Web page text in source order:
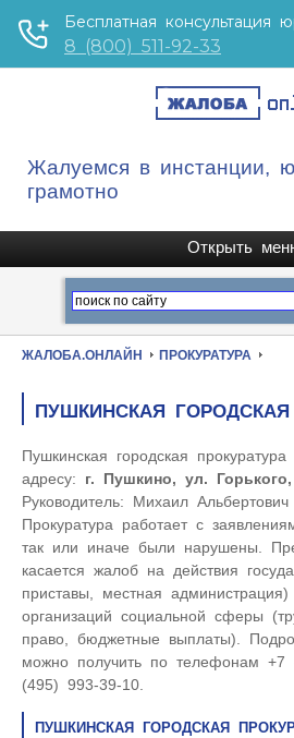
Жалуемся в инстанции,
грамотно
ЖАЛОБА.ОНЛАЙН ПРОКУРАТУРА
ПУШКИНСКАЯ ГОРОДСКАЯ
Пушкинская городская
адресу: г. Пушкино, ул.
Руководитель: Михаил Альбертович
Прокуратура работает с
так или иначе были нарушены.
касается жалоб на действия
приставы, местная администрация)
организаций социальной сферы
право, бюджетные выплаты).
можно получить по телефонам +7
(495) 993-39-10.
ПУШКИНСКАЯ ГОРОДСКАЯ